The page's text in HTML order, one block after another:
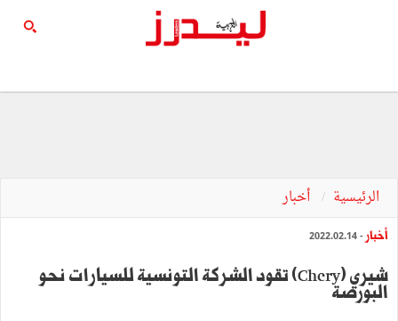
الرئيسية أخبار
أخبار - 2022.02.14
شيري (Chery) تقود الشركة التونسية للسيارات نحو
البورصة